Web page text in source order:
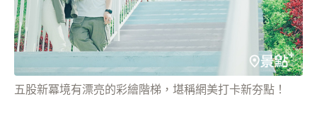
五股新冪境有漂亮的彩繪階梯，堪稱網美打卡新夯點！